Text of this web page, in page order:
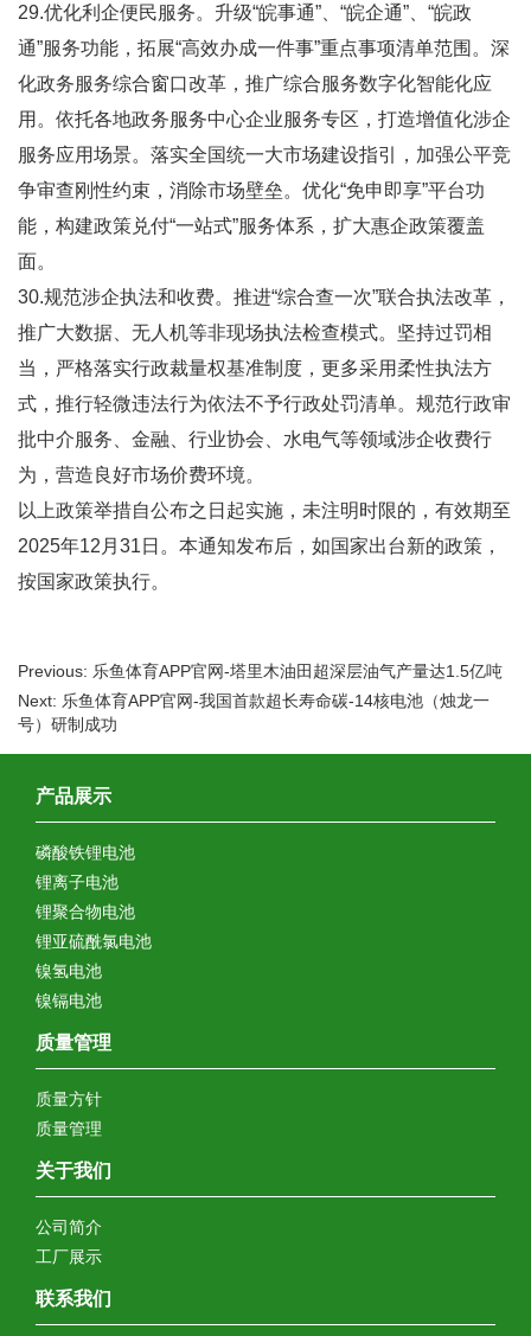
29.优化利企便民服务。升级“皖事通”、“皖企通”、“皖政
通”服务功能，拓展“高效办成一件事”重点事项清单范围。深
化政务服务综合窗口改革，推广综合服务数字化智能化应
用。依托各地政务服务中心企业服务专区，打造增值化涉企
服务应用场景。落实全国统一大市场建设指引，加强公平竞
争审查刚性约束，消除市场壁垒。优化“免申即享”平台功
能，构建政策兑付“一站式”服务体系，扩大惠企政策覆盖
面。
30.规范涉企执法和收费。推进“综合查一次”联合执法改革，
推广大数据、无人机等非现场执法检查模式。坚持过罚相
当，严格落实行政裁量权基准制度，更多采用柔性执法方
式，推行轻微违法行为依法不予行政处罚清单。规范行政审
批中介服务、金融、行业协会、水电气等领域涉企收费行
为，营造良好市场价费环境。
以上政策举措自公布之日起实施，未注明时限的，有效期至
2025年12月31日。本通知发布后，如国家出台新的政策，
按国家政策执行。
Previous: 乐鱼体育APP官网-塔里木油田超深层油气产量达1.5亿吨
Next: 乐鱼体育APP官网-我国首款超长寿命碳-14核电池（烛龙一
号）研制成功
产品展示
磷酸铁锂电池
锂离子电池
锂聚合物电池
锂亚硫酰氯电池
镍氢电池
镍镉电池
质量管理
质量方针
质量管理
关于我们
公司简介
工厂展示
联系我们